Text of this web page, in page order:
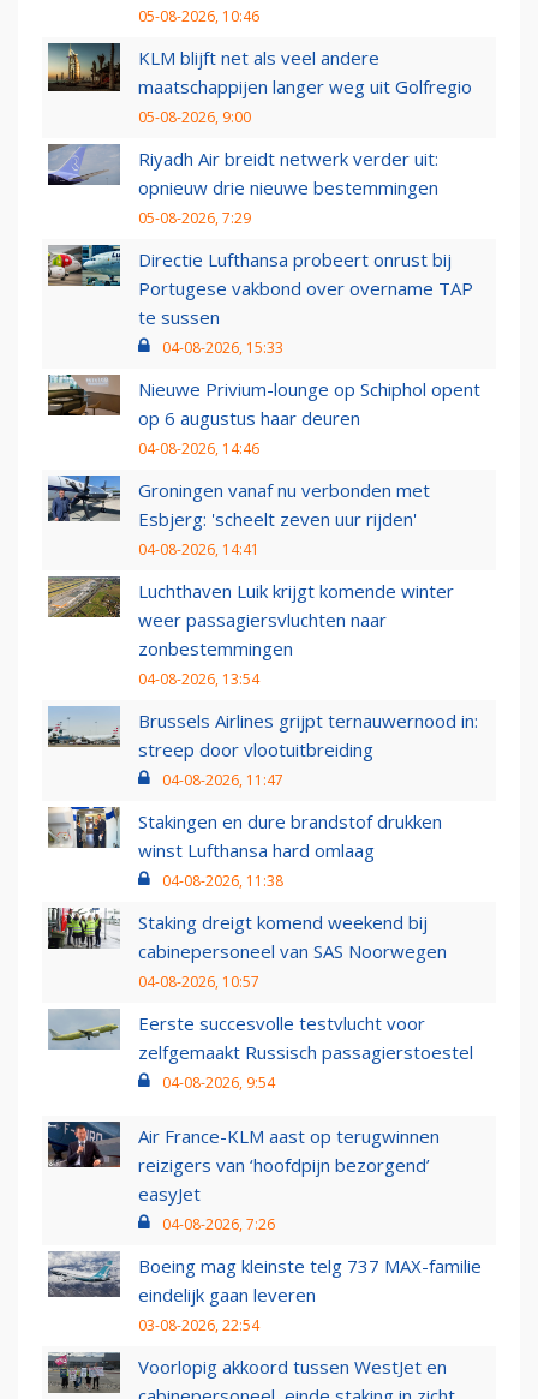
05-08-2026, 10:46
KLM blijft net als veel andere
maatschappijen langer weg uit Golfregio
05-08-2026, 9:00
Riyadh Air breidt netwerk verder uit:
opnieuw drie nieuwe bestemmingen
05-08-2026, 7:29
Directie Lufthansa probeert onrust bij
Portugese vakbond over overname TAP
te sussen
04-08-2026, 15:33
Nieuwe Privium-lounge op Schiphol opent
op 6 augustus haar deuren
04-08-2026, 14:46
Groningen vanaf nu verbonden met
Esbjerg: 'scheelt zeven uur rijden'
04-08-2026, 14:41
Luchthaven Luik krijgt komende winter
weer passagiersvluchten naar
zonbestemmingen
04-08-2026, 13:54
Brussels Airlines grijpt ternauwernood in:
streep door vlootuitbreiding
04-08-2026, 11:47
Stakingen en dure brandstof drukken
winst Lufthansa hard omlaag
04-08-2026, 11:38
Staking dreigt komend weekend bij
cabinepersoneel van SAS Noorwegen
04-08-2026, 10:57
Eerste succesvolle testvlucht voor
zelfgemaakt Russisch passagierstoestel
04-08-2026, 9:54
Air France-KLM aast op terugwinnen
reizigers van ‘hoofdpijn bezorgend’
easyJet
04-08-2026, 7:26
Boeing mag kleinste telg 737 MAX-familie
eindelijk gaan leveren
03-08-2026, 22:54
Voorlopig akkoord tussen WestJet en